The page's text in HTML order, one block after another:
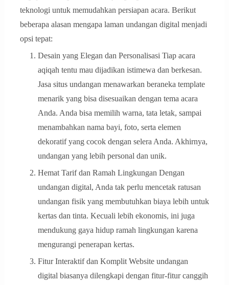
teknologi untuk memudahkan persiapan acara. Berikut
beberapa alasan mengapa laman undangan digital menjadi
opsi tepat:
Desain yang Elegan dan Personalisasi Tiap acara
aqiqah tentu mau dijadikan istimewa dan berkesan.
Jasa situs undangan menawarkan beraneka template
menarik yang bisa disesuaikan dengan tema acara
Anda. Anda bisa memilih warna, tata letak, sampai
menambahkan nama bayi, foto, serta elemen
dekoratif yang cocok dengan selera Anda. Akhirnya,
undangan yang lebih personal dan unik.
Hemat Tarif dan Ramah Lingkungan Dengan
undangan digital, Anda tak perlu mencetak ratusan
undangan fisik yang membutuhkan biaya lebih untuk
kertas dan tinta. Kecuali lebih ekonomis, ini juga
mendukung gaya hidup ramah lingkungan karena
mengurangi penerapan kertas.
Fitur Interaktif dan Komplit Website undangan
digital biasanya dilengkapi dengan fitur-fitur canggih